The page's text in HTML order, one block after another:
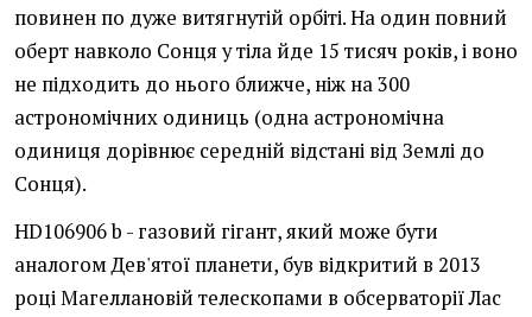
повинен по дуже витягнутій орбіті. На один повний
оберт навколо Сонця у тіла йде 15 тисяч років, і воно
не підходить до нього ближче, ніж на 300
астрономічних одиниць (одна астрономічна
одиниця дорівнює середній відстані від Землі до
Сонця).
HD106906 b - газовий гігант, який може бути
аналогом Дев'ятої планети, був відкритий в 2013
році Магеллановій телескопами в обсерваторії Лас